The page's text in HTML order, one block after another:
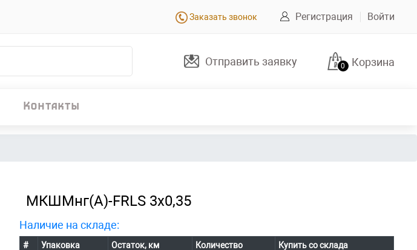
Заказать звонок Регистрация Войти
Отправить заявку 0 Корзина
Контакты
МКШМнг(А)-FRLS 3х0,35
Наличие на складе:
# Упаковка Остаток, км Количество
Купить со склада